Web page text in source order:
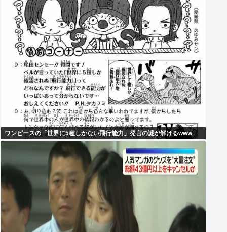
ワンピースの「世界に5種しかない飛行能力」発言の謎が解けるwww